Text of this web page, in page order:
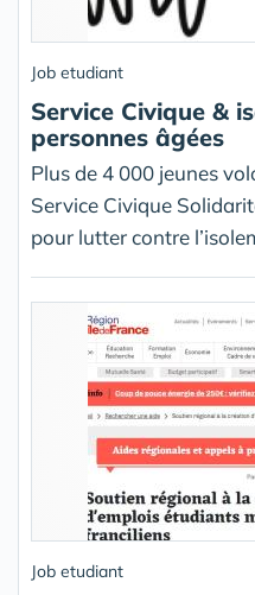
Job etudiant
Service Civique &
personnes âgées
Plus de 4 000 jeunes
Service Civique
pour lutter contre
Job etudiant